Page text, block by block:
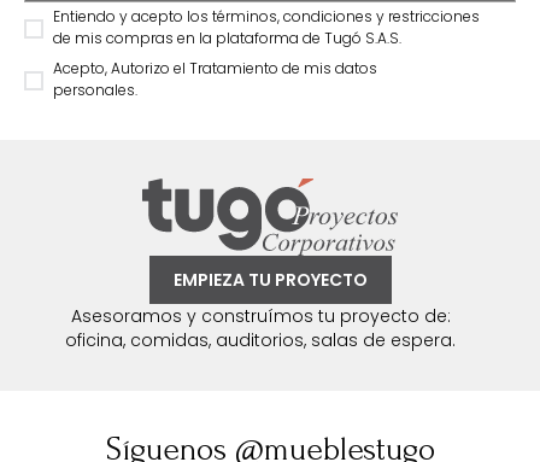
Entiendo y acepto los términos, condiciones y restricciones
de mis compras en la plataforma de Tugó S.A.S.
Acepto, Autorizo el Tratamiento de mis datos
personales.
EMPIEZA TU PROYECTO
Asesoramos y construímos tu proyecto de:
oficina, comidas, auditorios, salas de espera.
Síguenos @mueblestugo